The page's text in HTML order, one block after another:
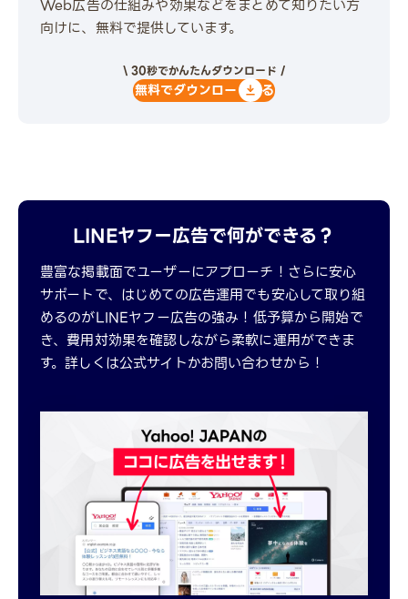
Web広告の仕組みや効果などをまとめて知りたい方
向けに、無料で提供しています。
\ 30秒でかんたんダウンロード /
無料でダウンロードする
LINEヤフー広告で何ができる？
豊富な掲載面でユーザーにアプローチ！さらに安心
サポートで、はじめての広告運用でも安心して取り組
めるのがLINEヤフー広告の強み！低予算から開始で
き、費用対効果を確認しながら柔軟に運用ができま
す。詳しくは公式サイトかお問い合わせから！